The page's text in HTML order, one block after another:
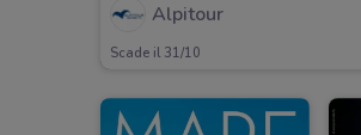
Alpitour
Scade il 31/10